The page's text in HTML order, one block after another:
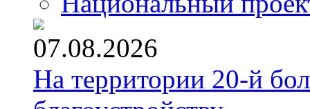
07.08.2026
На территории 20-й